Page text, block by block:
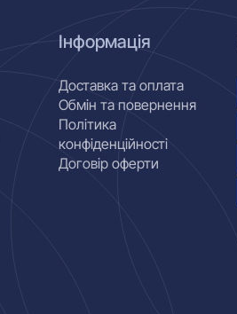
Інформація
Доставка та оплата
Обмін та повернення
Політика
конфіденційності
Договір оферти